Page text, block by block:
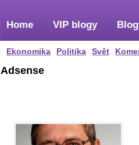
Home
Ekonomika Politika Svět
VIP blogy
Adsense